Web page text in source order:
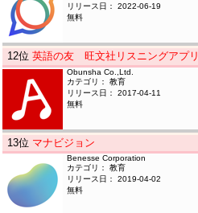
リリース日： 2022-06-19
無料
12位英語の友 旺文社リスニングアプリ
Obunsha Co.,Ltd.
カテゴリ： 教育
リリース日： 2017-04-11
無料
13位 マナビジョン
Benesse Corporation
カテゴリ： 教育
リリース日： 2019-04-02
無料